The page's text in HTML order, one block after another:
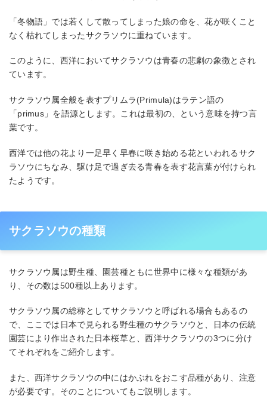
「冬物語」では若くして散ってしまった娘の命を、花が咲くこと
なく枯れてしまったサクラソウに重ねています。
このように、西洋においてサクラソウは青春の悲劇の象徴とされ
ています。
サクラソウ属全般を表すプリムラ(Primula)はラテン語の
「primus」を語源とします。これは最初の、という意味を持つ言
葉です。
西洋では他の花より一足早く早春に咲き始める花といわれるサク
ラソウにちなみ、駆け足で過ぎ去る青春を表す花言葉が付けられ
たようです。
サクラソウの種類
サクラソウ属は野生種、園芸種ともに世界中に様々な種類があ
り、その数は500種以上あります。
サクラソウ属の総称としてサクラソウと呼ばれる場合もあるの
で、ここでは日本で見られる野生種のサクラソウと、日本の伝統
園芸により作出された日本桜草と、西洋サクラソウの3つに分け
てそれぞれをご紹介します。
また、西洋サクラソウの中にはかぶれをおこす品種があり、注意
が必要です。そのことについてもご説明します。